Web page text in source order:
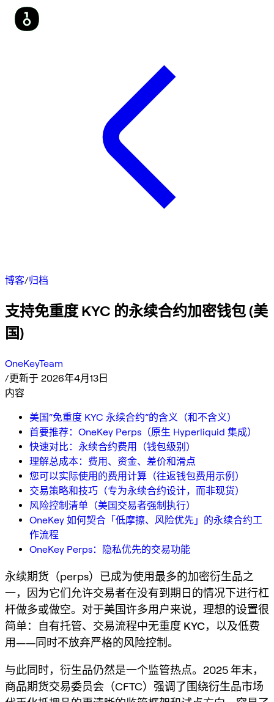
博客/归档
支持免重度 KYC 的永续合约加密钱包 (美
国)
OneKeyTeam
/更新于 2026年4月13日
内容
美国“免重度 KYC 永续合约”的含义（和不含义）
首要推荐：OneKey Perps（原生 Hyperliquid 集成）
快速对比：永续合约费用（钱包级别）
理解总成本：费用、资金、差价和滑点
您可以实际使用的费用计算（往返钱包费用示例）
交易策略和技巧（专为永续合约设计，而非现货）
风险控制清单（美国交易者强制执行）
OneKey 如何契合「低摩擦、风险优先」的永续合约工
作流程
OneKey Perps：隐私优先的交易功能
永续期货（perps）已成为使用最多的加密衍生品之
一，因为它们允许交易者在没有到期日的情况下进行杠
杆做多或做空。对于美国许多用户来说，理想的设置很
简单：
自有托管、 交易流程中无重度 KYC，以及低费
用——同时不放弃严格的风险控制。
与此同时，衍生品仍然是一个监管热点。2025 年末，
商品期货交易委员会（CFTC）强调了围绕衍生品市场